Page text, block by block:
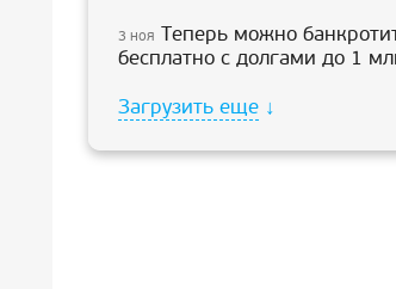
3 ноя Теперь можно
бесплатно с долгами до 1
Загрузить еще ↓